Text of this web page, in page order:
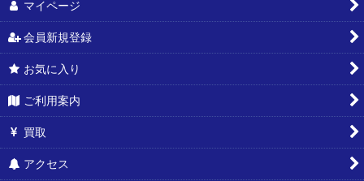
マイページ
会員新規登録
お気に入り
ご利用案内
買取
アクセス